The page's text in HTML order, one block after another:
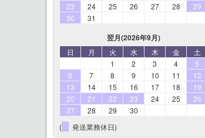
23
24 25 26 27 28
29
30
31
翌月(2026年9月)
日 月 火 水 木 金
土
1
2 3 4
5
6
7 8 9 10 11
12
13
14 15 16 17 18
19
20
21 22 23 24 25
26
27
28 29
30
(
発送業務休日)